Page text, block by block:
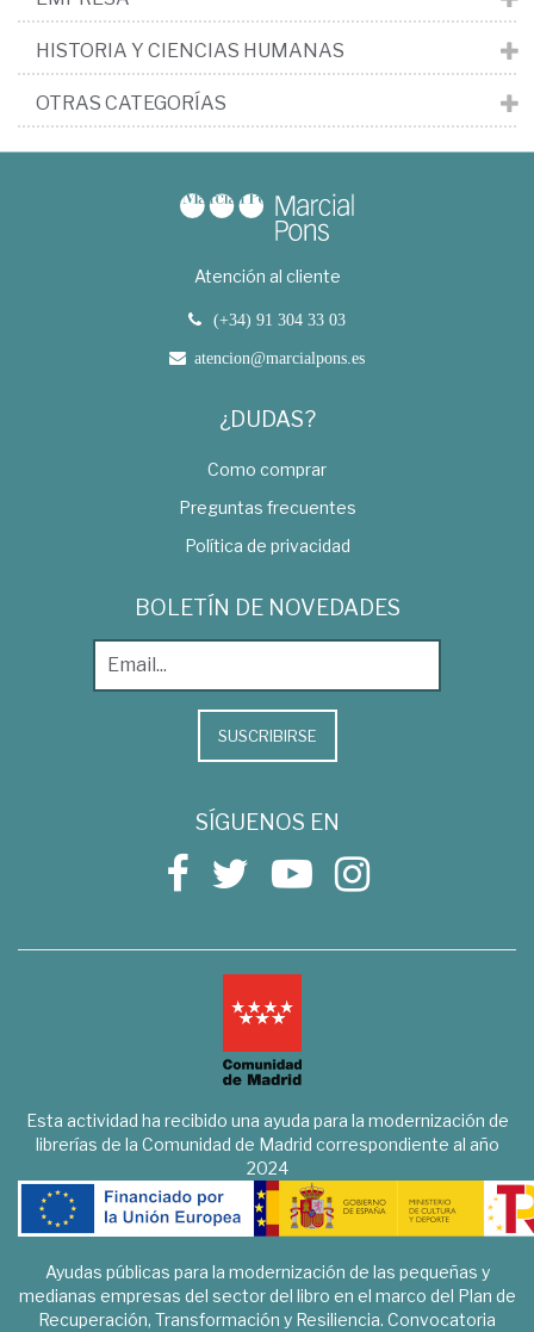
HISTORIA Y CIENCIAS HUMANAS
OTRAS CATEGORÍAS
Atención al cliente
(+34) 91 304 33 03
atencion@marcialpons.es
¿DUDAS?
Como comprar
Preguntas frecuentes
Política de privacidad
BOLETÍN DE NOVEDADES
SUSCRIBIRSE
SÍGUENOS EN
Esta actividad ha recibido una ayuda para la modernización de
librerías de la Comunidad de Madrid correspondiente al año
2024
Ayudas públicas para la modernización de las pequeñas y
medianas empresas del sector del libro en el marco del Plan de
Recuperación, Transformación y Resiliencia. Convocatoria